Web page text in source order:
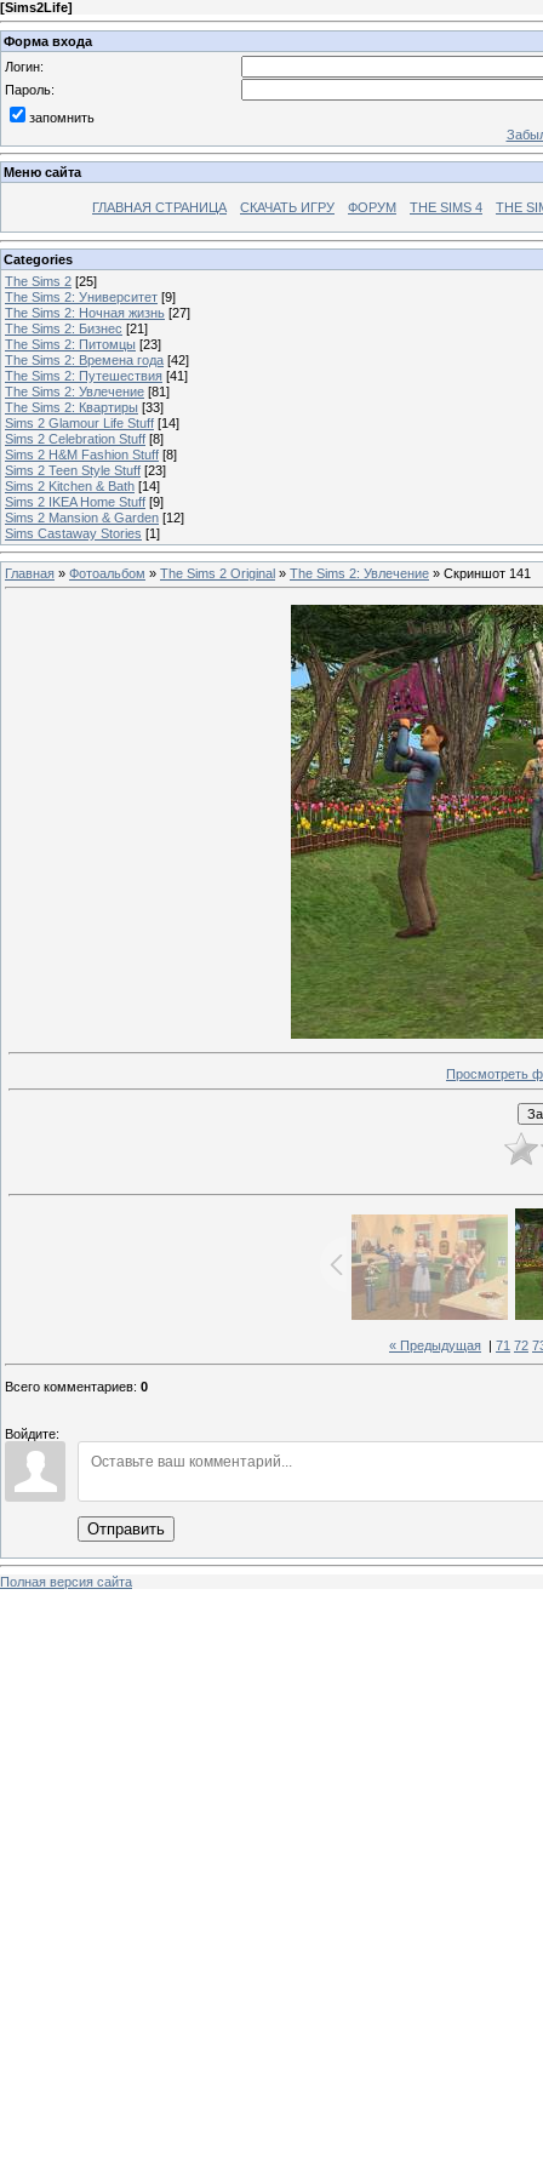
[Sims2Life]
Форма входа
Логин:
Пароль:
запомнить
Меню сайта
ГЛАВНАЯ СТРАНИЦА СКАЧАТЬ ИГРУ ФОРУМ THE SIMS 4 THE
Categories
The Sims 2 [25]
The Sims 2: Университет [9]
The Sims 2: Ночная жизнь [27]
The Sims 2: Бизнес [21]
The Sims 2: Питомцы [23]
The Sims 2: Времена года [42]
The Sims 2: Путешествия [41]
The Sims 2: Увлечение [81]
The Sims 2: Квартиры [33]
Sims 2 Glamour Life Stuff [14]
Sims 2 Celebration Stuff [8]
Sims 2 H&M Fashion Stuff [8]
Sims 2 Teen Style Stuff [23]
Sims 2 Kitchen & Bath [14]
Sims 2 IKEA Home Stuff [9]
Sims 2 Mansion & Garden [12]
Sims Castaway Stories [1]
Главная » Фотоальбом » The Sims 2 Original » The Sims 2: Увлечение » Скриншот 141
Просмотреть
« Предыдущая 71 72
Всего комментариев: 0
Войдите:
Отправить
Полная версия сайта